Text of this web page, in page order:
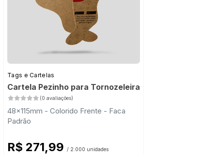
Tags e Cartelas
Cartela Pezinho para Tornozeleira
(0 avaliações)
48x115mm - Colorido Frente - Faca
Padrão
R$ 271,99 / 2.000 unidades